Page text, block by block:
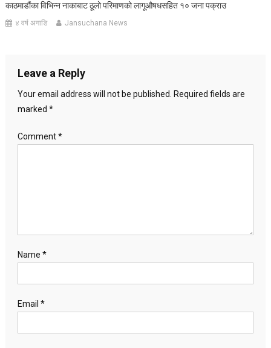
काठमाडौंका विभिन्न नाकाबाट ठूलो परिमाणको लागूऔषधसहित १० जना पक्राउ
४ वर्ष अगाडि Jansuchana News
Leave a Reply
Your email address will not be published.
Required fields are
marked *
Comment*
Name *
Email *